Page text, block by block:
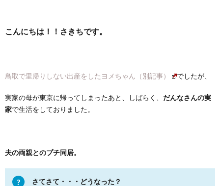
こんにちは！！さきちです。
鳥取で里帰りしない出産をしたヨメちゃん（別記事） でしたが、
実家の母が東京に帰ってしまったあと、しばらく、 だんなさんの実
家で生活をしておりました。
夫の両親とのプチ同居。
さてさて・・・どうなった？